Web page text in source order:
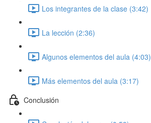
Los integrantes de la clase (3:42)
La lección (2:36)
Algunos elementos del aula (4:03)
Más elementos del aula (3:17)
Conclusión